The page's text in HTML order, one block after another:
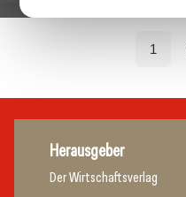
1
Herausgeber
Der Wirtschaftsverlag